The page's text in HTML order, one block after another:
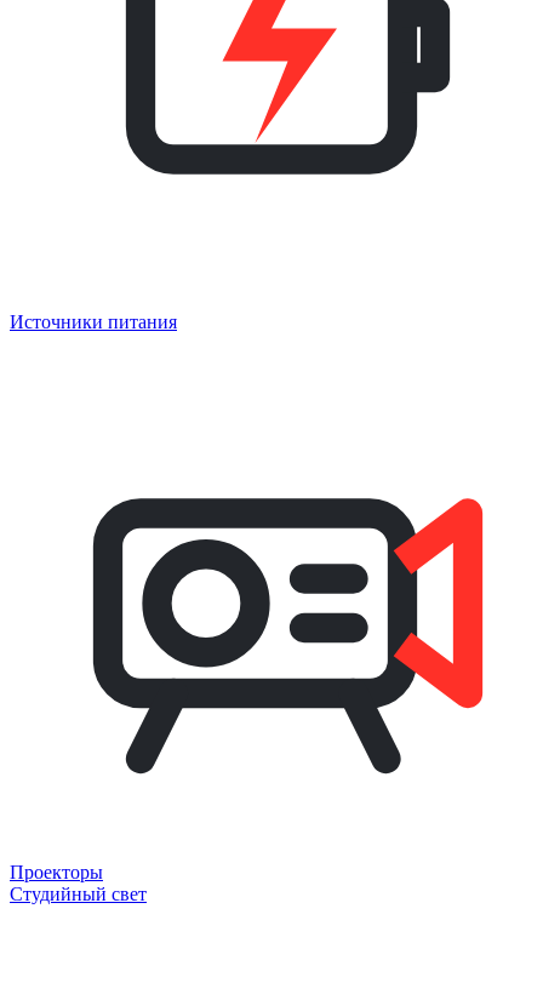
Источники питания
Проекторы
Студийный свет